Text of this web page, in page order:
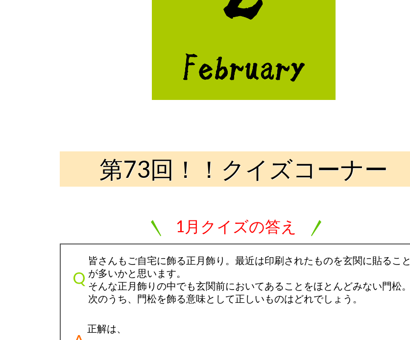
第73回！！クイズコーナー
1月クイズの答え
皆さんもご自宅に飾る正月飾り。最近は印刷されたものを玄関に貼ること
が多いかと思います。
そんな正月飾りの中でも玄関前においてあることをほとんどみない門松。
次のうち、門松を飾る意味として正しいものはどれでしょう。
正解は、